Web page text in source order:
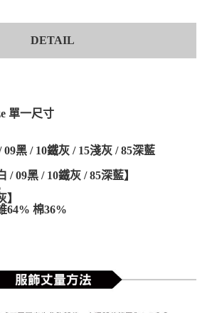
DETAIL
單一尺寸
09黑 / 10鐵灰 / 15淺灰 / 85深藍
/ 09黑 / 10鐵灰 / 85深藍】
】
64% 棉36%